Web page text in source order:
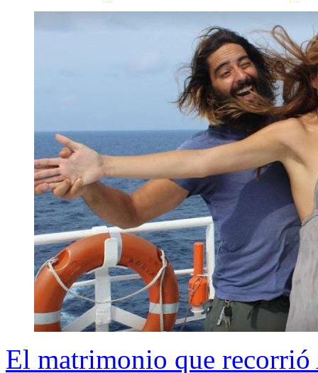
El matrimonio que recorrió